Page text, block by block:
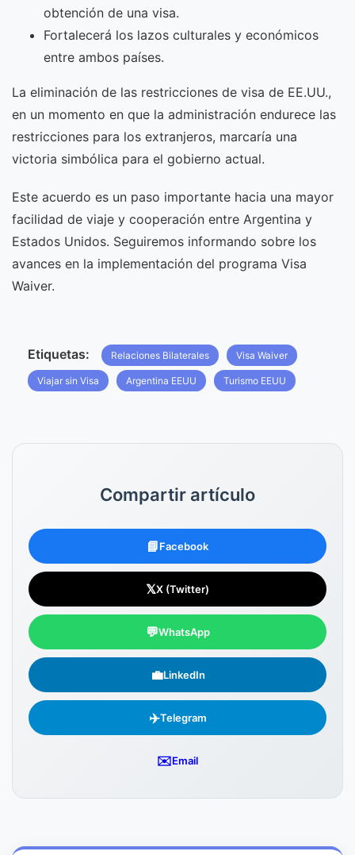
obtención de una visa.
Fortalecerá los lazos culturales y económicos
entre ambos países.
La eliminación de las restricciones de visa de EE.UU.,
en un momento en que la administración endurece las
restricciones para los extranjeros, marcaría una
victoria simbólica para el gobierno actual.
Este acuerdo es un paso importante hacia una mayor
facilidad de viaje y cooperación entre Argentina y
Estados Unidos. Seguiremos informando sobre los
avances en la implementación del programa Visa
Waiver.
Etiquetas: Relaciones Bilaterales Visa Waiver
Viajar sin Visa Argentina EEUU Turismo EEUU
Compartir artículo
📘Facebook
𝕏X (Twitter)
💬WhatsApp
💼LinkedIn
✈️Telegram
✉️Email